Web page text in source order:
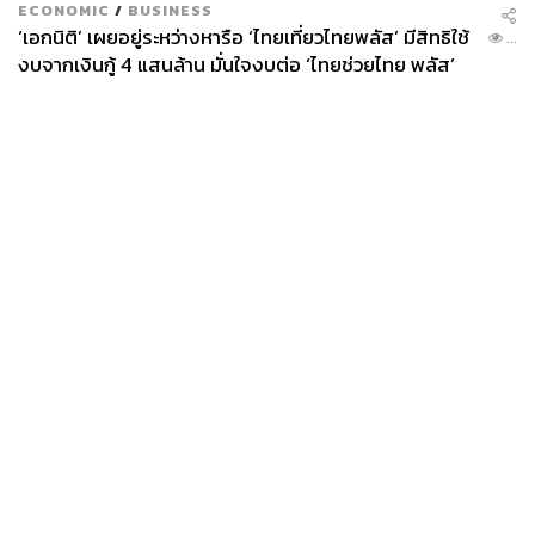
ECONOMIC / BUSINESS
‘เอกนิติ’ เผยอยู่ระหว่างหารือ ‘ไทยเที่ยวไทยพลัส’ มีสิทธิใช้
งบจากเงินกู้ 4 แสนล้าน มั่นใจงบต่อ ‘ไทยช่วยไทย พลัส’
...